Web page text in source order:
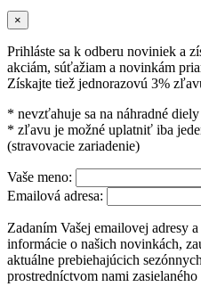
×
Prihláste sa k odberu noviniek a
akciám, súťažiam a novinkám
Získajte tiež jednorazovú 3%
* nevzťahuje sa na náhradné
* zľavu je možné uplatniť iba
(stravovacie zariadenie)
Vaše meno:
Emailová adresa:
Zadaním Vašej emailovej adresy
informácie o našich novinkách,
aktuálne prebiehajúcich
prostredníctvom nami